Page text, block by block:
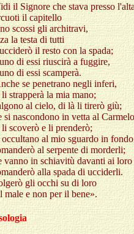
il Signore che stava presso
il capitello
scossi gli architravi,
la testa di tutti
il resto con la spada;
di essi riuscirà a fuggire,
di essi scamperà.
se penetrano negli inferi,
strapperà la mia mano;
al cielo, di là li tirerò giù;
si nascondono in vetta al
scoverò e li prenderò;
occultano al mio sguardo in
al serpente di morderli;
vanno in schiavitù davanti ai
alla spada di ucciderli.
gli occhi su di loro
male e non per il bene».